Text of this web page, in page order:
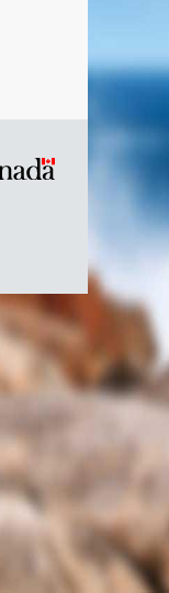
Symbole
du
Canada